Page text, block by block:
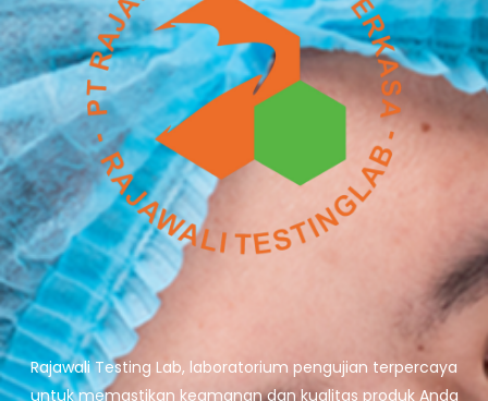
Rajawali Testing Lab, laboratorium pengujian terpercaya
untuk memastikan keamanan dan kualitas produk Anda